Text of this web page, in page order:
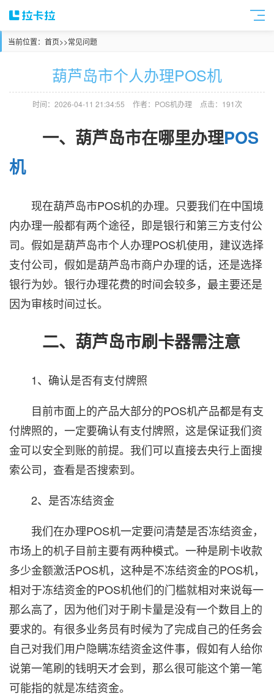
当前位置： 首页>>常见问题
葫芦岛市个人办理POS机​
时间：2026-04-11 21:34:55 作者：POS机办理 点击：191次
一、葫芦岛市在哪里办理POS
机
现在葫芦岛市POS机的办理。只要我们在中国境
内办理一般都有两个途径，即是银行和第三方支付公
司。假如是葫芦岛市个人办理POS机使用，建议选择
支付公司，假如是葫芦岛市商户办理的话，还是选择
银行为妙。银行办理花费的时间会较多，最主要还是
因为审核时间过长。
二、葫芦岛市刷卡器需注意
1、确认是否有支付牌照
目前市面上的产品大部分的POS机产品都是有支
付牌照的，一定要确认有支付牌照，这是保证我们资
金可以安全到账的前提。我们可以直接去央行上面搜
索公司，查看是否搜索到。
2、是否冻结资金
我们在办理POS机一定要问清楚是否冻结资金，
市场上的机子目前主要有两种模式。一种是刷卡收款
多少金额激活POS机，这种是不冻结资金的POS机，
相对于冻结资金的POS机他们的门槛就相对来说每一
那么高了，因为他们对于刷卡量是没有一个数目上的
要求的。有很多业务员有时候为了完成自己的任务会
自己对我们用户隐瞒冻结资金这件事，假如有人给你
说第一笔刷的钱明天才会到，那么很可能这个第一笔
可能指的就是冻结资金。